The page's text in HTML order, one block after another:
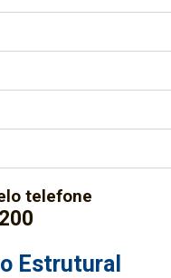
telefone
Estrutural